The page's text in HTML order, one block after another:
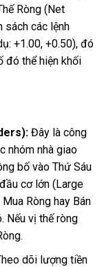
Ròng (Net
sách các lệnh
+1.00, +0.50), đó
đó thể hiện khối
Đây là công
nhóm nhà giao
bố vào Thứ Sáu
cơ lớn (Large
Ròng hay Bán
Nếu vị thế ròng
dõi lượng tiền